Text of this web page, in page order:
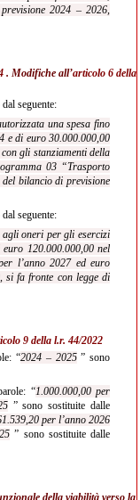
2024 – 2026,
. Modifiche all’articolo 6 della
seguente:
una spesa fino
e di euro 30.000.000,00
gli stanziamenti della
03 “Trasporto
bilancio di previsione
seguente:
agli oneri per gli esercizi
120.000.000,00 nel
l’anno 2027 ed euro
si fa fronte con legge di
9 della l.r. 44/2022
“2024 – 2025” sono
“1.000.000,00 per
” sono sostituite dalle
per l’anno 2026
” sono sostituite dalle
della viabilità verso la